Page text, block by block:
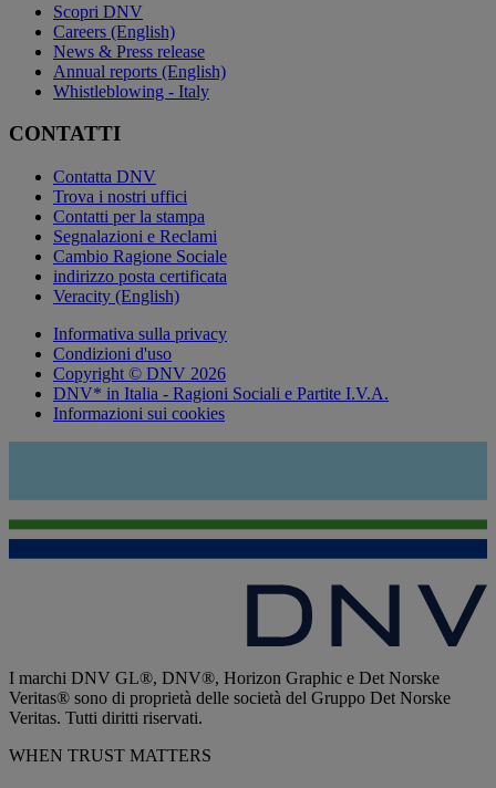
Scopri DNV
Careers (English)
News & Press release
Annual reports (English)
Whistleblowing - Italy
CONTATTI
Contatta DNV
Trova i nostri uffici
Contatti per la stampa
Segnalazioni e Reclami
Cambio Ragione Sociale
indirizzo posta certificata
Veracity (English)
Informativa sulla privacy
Condizioni d'uso
Copyright © DNV 2026
DNV* in Italia - Ragioni Sociali e Partite I.V.A.
Informazioni sui cookies
I marchi DNV GL®, DNV®, Horizon Graphic e Det Norske
Veritas® sono di proprietà delle società del Gruppo Det Norske
Veritas. Tutti diritti riservati.
WHEN TRUST MATTERS